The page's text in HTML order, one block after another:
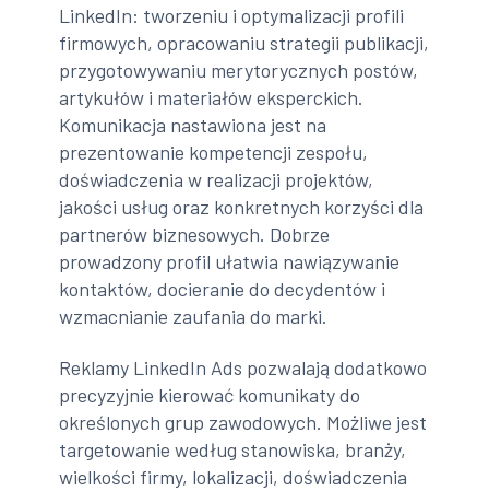
LinkedIn: tworzeniu i optymalizacji profili
firmowych, opracowaniu strategii publikacji,
przygotowywaniu merytorycznych postów,
artykułów i materiałów eksperckich.
Komunikacja nastawiona jest na
prezentowanie kompetencji zespołu,
doświadczenia w realizacji projektów,
jakości usług oraz konkretnych korzyści dla
partnerów biznesowych. Dobrze
prowadzony profil ułatwia nawiązywanie
kontaktów, docieranie do decydentów i
wzmacnianie zaufania do marki.
Reklamy LinkedIn Ads pozwalają dodatkowo
precyzyjnie kierować komunikaty do
określonych grup zawodowych. Możliwe jest
targetowanie według stanowiska, branży,
wielkości firmy, lokalizacji, doświadczenia